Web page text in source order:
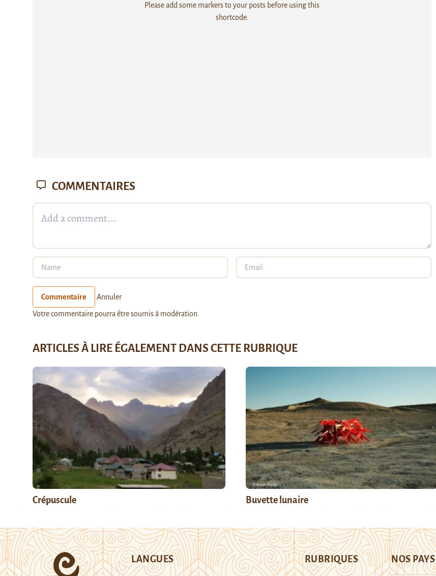
Please add some markers to your posts before using this
shortcode.
COMMENTAIRES
Commentaire Annuler
Votre commentaire pourra être soumis à modération.
ARTICLES À LIRE ÉGALEMENT DANS CETTE RUBRIQUE
Crépuscule Buvette lunaire
LANGUES RUBRIQUES NOS PAYS